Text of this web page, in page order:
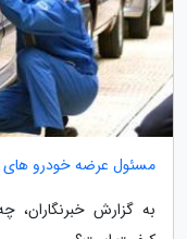
مسئول عرضه خودرو
به گزارش